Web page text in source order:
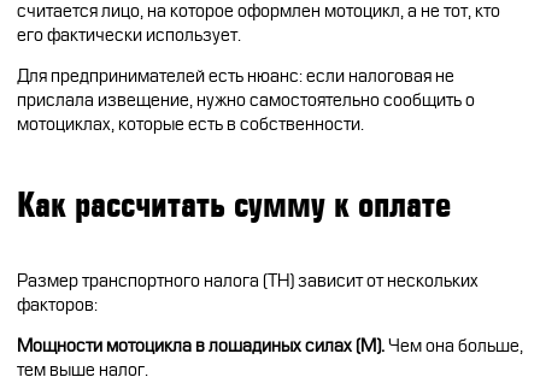
считается лицо, на которое оформлен мотоцикл, а не тот, кто
его фактически использует.
Для предпринимателей есть нюанс: если налоговая не
прислала извещение, нужно самостоятельно сообщить о
мотоциклах, которые есть в собственности.
Как рассчитать сумму к оплате
Размер транспортного налога (ТН) зависит от нескольких
факторов:
Мощности мотоцикла в лошадиных силах (М).Чем она больше,
тем выше налог.